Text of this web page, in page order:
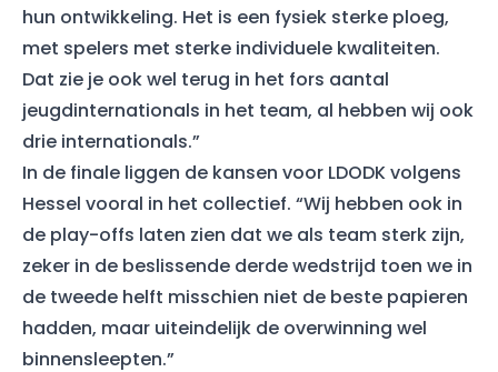
hun ontwikkeling. Het is een fysiek sterke ploeg,
met spelers met sterke individuele kwaliteiten.
Dat zie je ook wel terug in het fors aantal
jeugdinternationals in het team, al hebben wij ook
drie internationals.”
In de finale liggen de kansen voor LDODK volgens
Hessel vooral in het collectief. “Wij hebben ook in
de play-offs laten zien dat we als team sterk zijn,
zeker in de beslissende derde wedstrijd toen we in
de tweede helft misschien niet de beste papieren
hadden, maar uiteindelijk de overwinning wel
binnensleepten.”